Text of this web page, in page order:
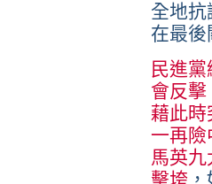
全地
在最後
民進
會反
藉此
一再險
馬英
擊垮